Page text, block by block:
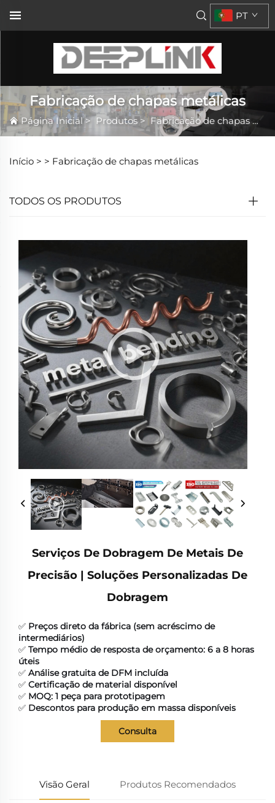
PT
Fabricação de chapas metálicas
Página Inicial> Produtos > Fabricação de chapas metálicas
Início > > Fabricação de chapas metálicas
TODOS OS PRODUTOS
Serviços De Dobragem De Metais De
Precisão | Soluções Personalizadas De
Dobragem
✅ Preços direto da fábrica (sem acréscimo de
intermediários)
✅ Tempo médio de resposta de orçamento: 6 a 8 horas
úteis
✅ Análise gratuita de DFM incluída
✅ Certificação de material disponível
✅ MOQ: 1 peça para prototipagem
✅ Descontos para produção em massa disponíveis
Consulta
Visão Geral Produtos Recomendados